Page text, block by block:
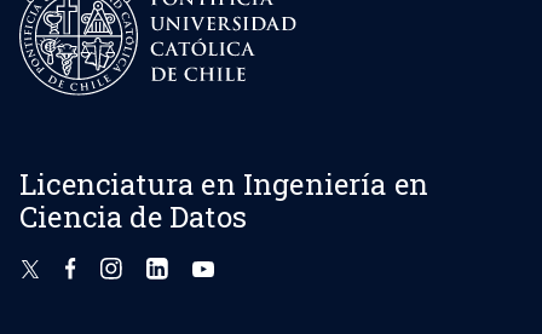
Licenciatura en Ingeniería en
Ciencia de Datos